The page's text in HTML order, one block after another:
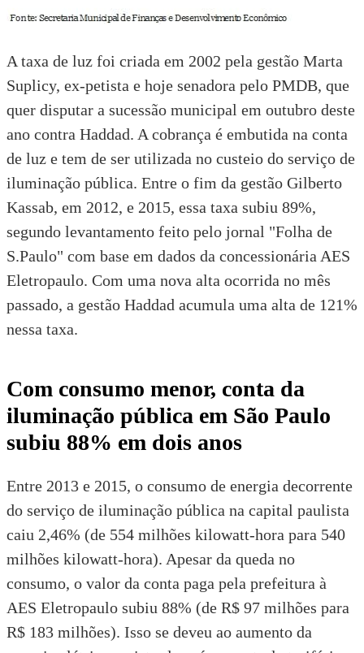
A taxa de luz foi criada em 2002 pela gestão Marta
Suplicy, ex-petista e hoje senadora pelo PMDB, que
quer disputar a sucessão municipal em outubro deste
ano contra Haddad. A cobrança é embutida na conta
de luz e tem de ser utilizada no custeio do serviço de
iluminação pública. Entre o fim da gestão Gilberto
Kassab, em 2012, e 2015, essa taxa subiu 89%,
segundo levantamento feito pelo jornal "Folha de
S.Paulo" com base em dados da concessionária AES
Eletropaulo. Com uma nova alta ocorrida no mês
passado, a gestão Haddad acumula uma alta de 121%
nessa taxa.
Com consumo menor, conta da
iluminação pública em São Paulo
subiu 88% em dois anos
Entre 2013 e 2015, o consumo de energia decorrente
do serviço de iluminação pública na capital paulista
caiu 2,46% (de 554 milhões kilowatt-hora para 540
milhões kilowatt-hora). Apesar da queda no
consumo, o valor da conta paga pela prefeitura à
AES Eletropaulo subiu 88% (de R$ 97 milhões para
R$ 183 milhões). Isso se deveu ao aumento da